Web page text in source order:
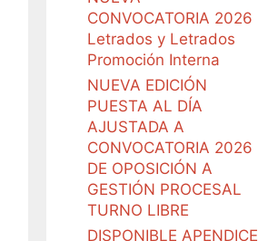
CONVOCATORIA 2026
Letrados y Letrados
Promoción Interna
NUEVA EDICIÓN
PUESTA AL DÍA
AJUSTADA A
CONVOCATORIA 2026
DE OPOSICIÓN A
GESTIÓN PROCESAL
TURNO LIBRE
DISPONIBLE APENDICE